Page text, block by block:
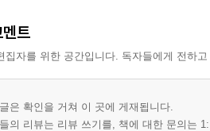
트
집자를 위한 공간입니다. 독자들에게 전하
은 확인을 거쳐 이 곳에 게재됩니다.
의 리뷰는 리뷰 쓰기를, 책에 대한 문의는